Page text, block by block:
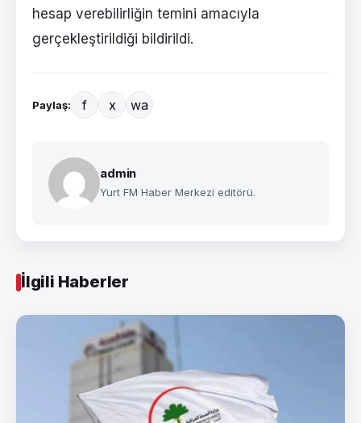
hesap verebilirliğin temini amacıyla
gerçekleştirildiği bildirildi.
Paylaş: f x wa
admin
Yurt FM Haber Merkezi editörü.
İlgili Haberler